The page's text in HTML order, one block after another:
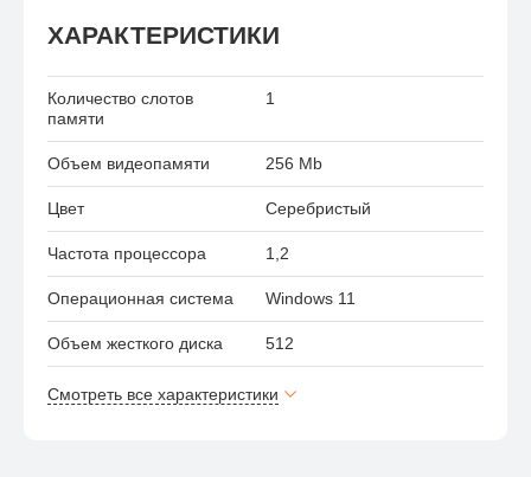
ХАРАКТЕРИСТИКИ
Количество слотов
памяти
1
Объем видеопамяти 256 Mb
Цвет Серебристый
Частота процессора 1,2
Операционная система Windows 11
Объем жесткого диска 512
Смотреть все характеристики